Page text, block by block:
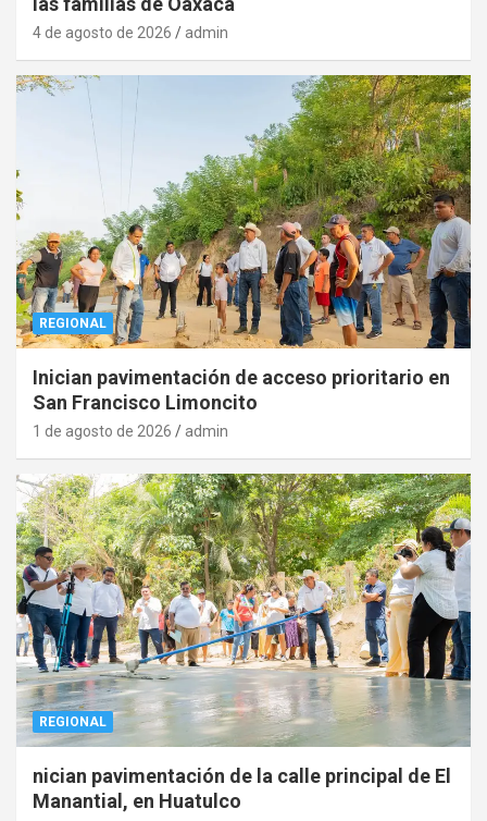
4 de agosto de 2026 admin
REGIONAL
Inician pavimentación de acceso prioritario en
San Francisco Limoncito
1 de agosto de 2026 admin
REGIONAL
nician pavimentación de la calle principal de El
Manantial, en Huatulco